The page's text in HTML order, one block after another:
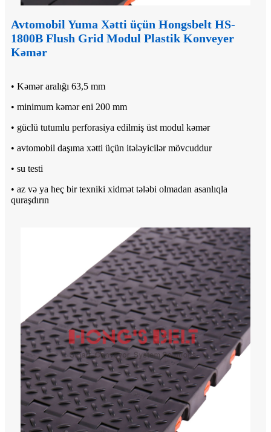
Avtomobil Yuma Xətti üçün Hongsbelt HS-
1800B Flush Grid Modul Plastik Konveyer
Kəmər
• Kəmər aralığı 63,5 mm
• minimum kəmər eni 200 mm
• güclü tutumlu perforasiya edilmiş üst modul kəmər
• avtomobil daşıma xətti üçün itələyicilər mövcuddur
• su testi
• az və ya heç bir texniki xidmət tələbi olmadan asanlıqla
quraşdırın